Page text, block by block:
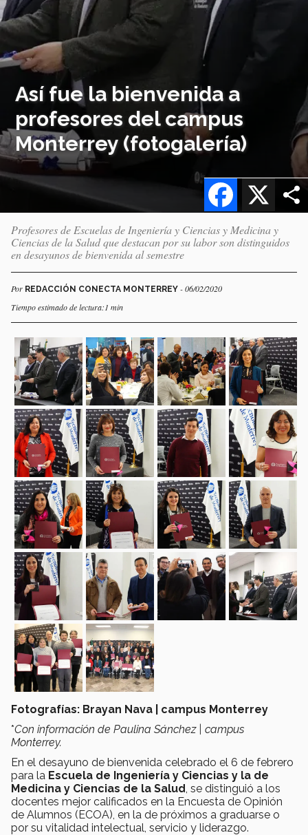
Así fue la bienvenida a
profesores del campus
Monterrey (fotogalería)
X
Facebook
Profesores de Escuelas de Ingeniería y Ciencias y Medicina y
Ciencias de la Salud que destacan por su labor son distinguidos
en desayunos de bienvenida al semestre
Por REDACCIÓN CONECTA MONTERREY - 06/02/2020
Tiempo estimado de lectura:1 min
Fotografías: Brayan Nava | campus Monterrey
*Con información de Paulina Sánchez | campus
Monterrey.
En el desayuno de bienvenida celebrado el 6 de febrero
para la Escuela de Ingeniería y Ciencias y la de
Medicina y Ciencias de la Salud , se distinguió a los
docentes mejor calificados en la Encuesta de Opinión
de Alumnos (ECOA), en la de próximos a graduarse o
por su vitalidad intelectual, servicio y liderazgo.